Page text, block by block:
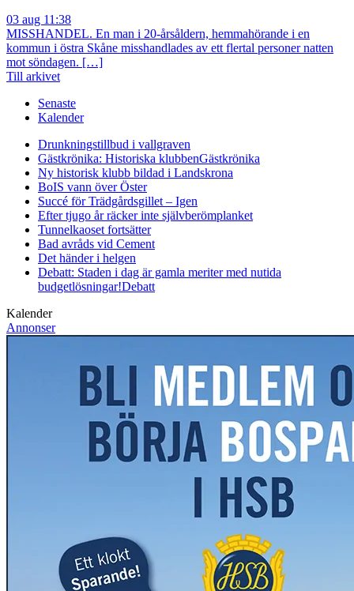
03 aug 11:38
MISSHANDEL. En man i 20-årsåldern, hemmahörande i en
kommun i östra Skåne misshandlades av ett flertal personer natten
mot söndagen. […]
Till arkivet
Senaste
Kalender
Drunkningstillbud i vallgraven
Gästkrönika: Historiska klubbenGästkrönika
Ny historisk klubb bildad i Landskrona
BoIS vann över Öster
Succé för Trädgårdsgillet – Igen
Efter tjugo år räcker inte självberömplanket
Tunnelkaoset fortsätter
Bad avråds vid Cement
Det händer i helgen
Debatt: Staden i dag är gamla meriter med nutida
budgetlösningar!Debatt
Kalender
Annonser